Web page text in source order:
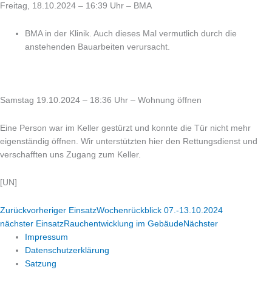
Freitag, 18.10.2024 – 16:39 Uhr – BMA
BMA in der Klinik. Auch dieses Mal vermutlich durch die
anstehenden Bauarbeiten verursacht.
Samstag 19.10.2024 – 18:36 Uhr – Wohnung öffnen
Eine Person war im Keller gestürzt und konnte die Tür nicht mehr
eigenständig öffnen. Wir unterstützten hier den Rettungsdienst und
verschafften uns Zugang zum Keller.
[UN]
Zurückvorheriger EinsatzWochenrückblick 07.-13.10.2024
nächster EinsatzRauchentwicklung im GebäudeNächster
Impressum
Datenschutzerklärung
Satzung